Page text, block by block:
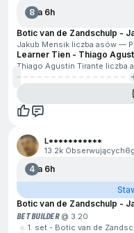
8Za 6h
Botic van de Zandschulp -
Jakub Mensik liczba asów —
Learner Tien - Thiago
Thiago Agustin Tirante liczba
L***********
13.2k Obserwujących6g
4Za 6h
Botic van de Zandschulp -
BET BUILDER@ 3.20
1. set - Botic van de